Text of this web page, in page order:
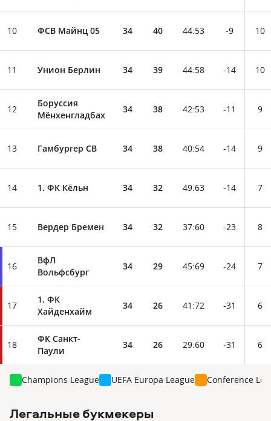
10 ФСВ Майнц 05 34 40 44:53 -9 10
11 Унион Берлин 34 39 44:58 -14 10
12
Боруссия
Мёнхенгладбах
34 38 42:53 -11 9
13 Гамбургер СВ 34 38 40:54 -14 9
14 1. ФК Кёльн 34 32 49:63 -14 7
15 Вердер Бремен 34 32 37:60 -23 8
16
ВфЛ
Вольфсбург
34 29 45:69 -24 7
17
1. ФК
Хайденхайм
34 26 41 :72 -31 6
18
ФК Санкт-
Паули
34 26 29:60 -31 6
Champions League UEFA Europa League Conference
Легальные букмекеры